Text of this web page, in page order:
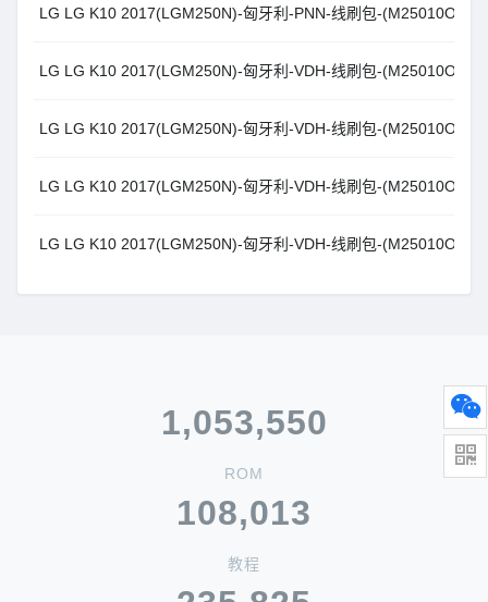
LG LG K10 2017(LGM250N)-匈牙利-PNN-线刷包-
LG LG K10 2017(LGM250N)-匈牙利-VDH-线刷包-
LG LG K10 2017(LGM250N)-匈牙利-VDH-线刷包-
LG LG K10 2017(LGM250N)-匈牙利-VDH-线刷包-
LG LG K10 2017(LGM250N)-匈牙利-VDH-线刷包-
1,053,550
ROM
108,013
教程